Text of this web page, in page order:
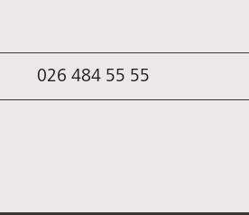
026 484 55 55